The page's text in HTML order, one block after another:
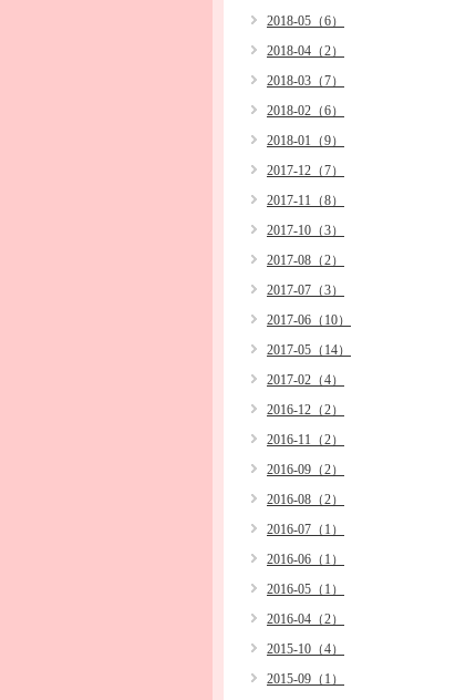
2018-05（6）
2018-04（2）
2018-03（7）
2018-02（6）
2018-01（9）
2017-12（7）
2017-11（8）
2017-10（3）
2017-08（2）
2017-07（3）
2017-06（10）
2017-05（14）
2017-02（4）
2016-12（2）
2016-11（2）
2016-09（2）
2016-08（2）
2016-07（1）
2016-06（1）
2016-05（1）
2016-04（2）
2015-10（4）
2015-09（1）